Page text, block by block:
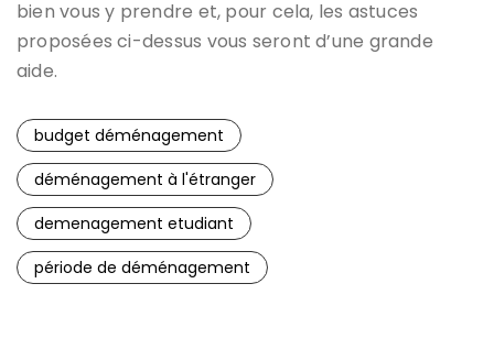
bien vous y prendre et, pour cela, les astuces
proposées ci-dessus vous seront d’une grande
aide.
budget déménagement
déménagement à l'étranger
demenagement etudiant
période de déménagement